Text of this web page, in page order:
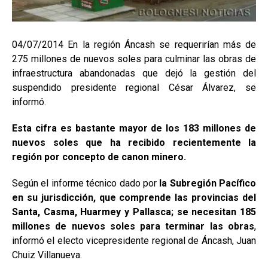
04/07/2014 En la región Áncash se requerirían más de
275 millones de nuevos soles para culminar las obras de
infraestructura abandonadas que dejó la gestión del
suspendido presidente regional César Álvarez, se
informó.
Esta cifra es bastante mayor de los 183 millones de
nuevos soles que ha recibido recientemente la
región por concepto de canon minero.
Según el informe técnico dado por la Subregión Pacífico
en su jurisdicción, que comprende las provincias del
Santa, Casma, Huarmey y Pallasca; se necesitan 185
millones de nuevos soles para terminar las obras,
informó el electo vicepresidente regional de Áncash, Juan
Chuiz Villanueva.